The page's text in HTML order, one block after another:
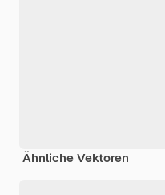
Ähnliche Vektoren